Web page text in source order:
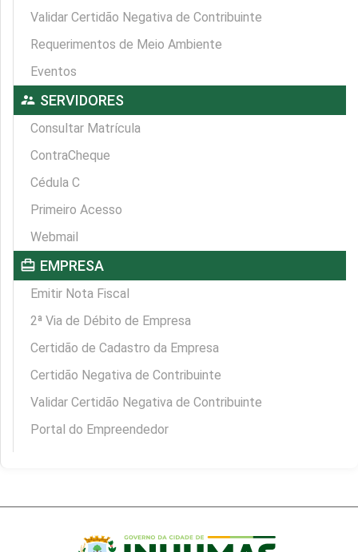
Validar Certidão Negativa de Contribuinte
Requerimentos de Meio Ambiente
Eventos
supervisor_account SERVIDORES
Consultar Matrícula
ContraCheque
Cédula C
Primeiro Acesso
Webmail
card_travel EMPRESA
Emitir Nota Fiscal
2ª Via de Débito de Empresa
Certidão de Cadastro da Empresa
Certidão Negativa de Contribuinte
Validar Certidão Negativa de Contribuinte
Portal do Empreendedor